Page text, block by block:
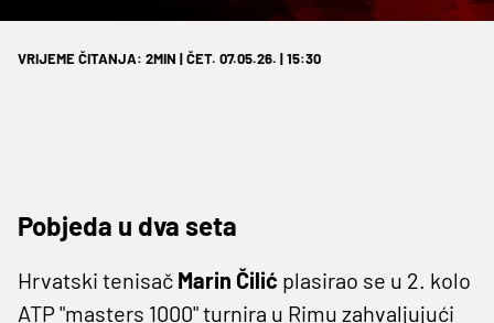
VRIJEME ČITANJA: 2MIN | ČET. 07.05.26. | 15:30
Pobjeda u dva seta
Hrvatski tenisač Marin Čilić plasirao se u 2. kolo
ATP "masters 1000" turnira u Rimu zahvaljujući